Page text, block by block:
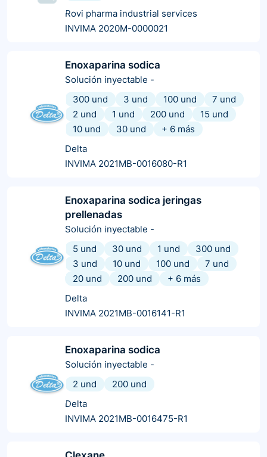
Rovi pharma industrial services
INVIMA 2020M-0000021
Enoxaparina sodica
Solución inyectable -
300 und
3 und 100 und
7 und
2 und
1 und 200 und
15 und
10 und
30 und + 6 más
Delta
INVIMA 2021MB-0016080-R1
Enoxaparina sodica jeringas
prellenadas
Solución inyectable -
5 und
30 und 1 und
300 und
3 und
10 und 100 und
7 und
20 und
200 und + 6 más
Delta
INVIMA 2021MB-0016141-R1
Enoxaparina sodica
Solución inyectable -
2 und
200 und
Delta
INVIMA 2021MB-0016475-R1